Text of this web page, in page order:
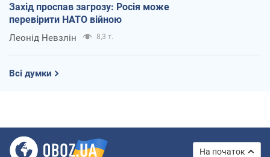
Захід проспав загрозу: Росія може
перевірити НАТО війною
Леонід Невзлін 8,3 т.
Всі думки
На початок